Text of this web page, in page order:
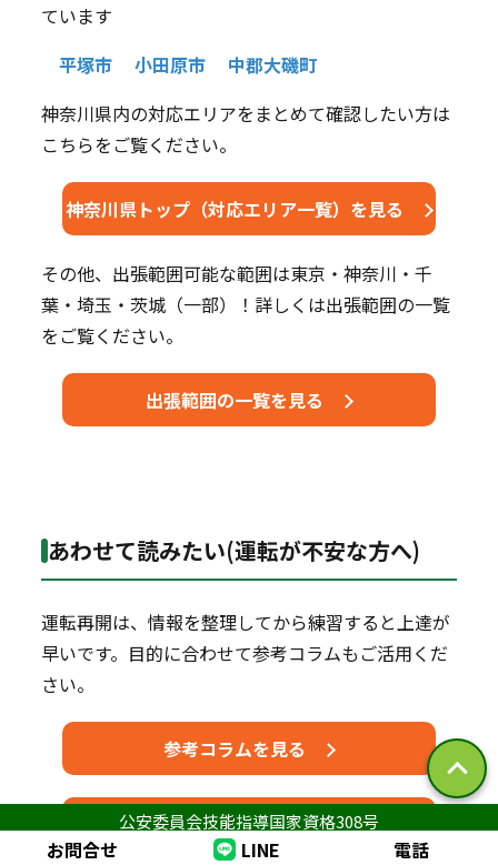
ています
平塚市
小田原市
中郡大磯町
神奈川県内の対応エリアをまとめて確認したい方は
こちらをご覧ください。
神奈川県トップ（対応エリア一覧）を見る
その他、出張範囲可能な範囲は東京・神奈川・千
葉・埼玉・茨城（一部）！詳しくは出張範囲の一覧
をご覧ください。
出張範囲の一覧を見る
あわせて読みたい(運転が不安な方へ)
運転再開は、情報を整理してから練習すると上達が
早いです。目的に合わせて参考コラムもご活用くだ
さい。
参考コラムを見る
インストラクター紹介を見る
公安委員会技能指導国家資格308号
お問合せ LINE 電話